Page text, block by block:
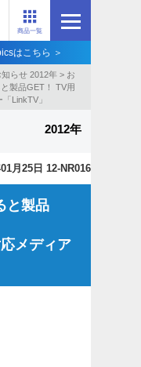
商品一覧
はこちら ＞
知らせ 2012年 > お
製品GET！ TV用
LinkTV」
2012年
月25日 12-NR016
と製品
メディア